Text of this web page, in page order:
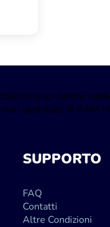
un parere
qualificati di GAM
SUPPORTO
FAQ
Contatti
Altre Condizioni